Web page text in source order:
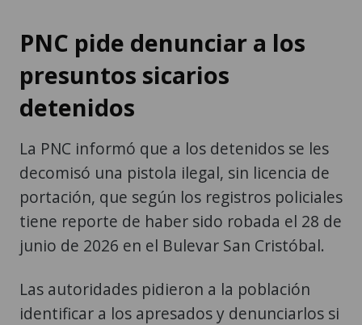
PNC pide denunciar a los
presuntos sicarios
detenidos
La PNC informó que a los detenidos se les
decomisó una pistola ilegal, sin licencia de
portación, que según los registros policiales
tiene reporte de haber sido robada el 28 de
junio de 2026 en el Bulevar San Cristóbal.
Las autoridades pidieron a la población
identificar a los apresados y denunciarlos si